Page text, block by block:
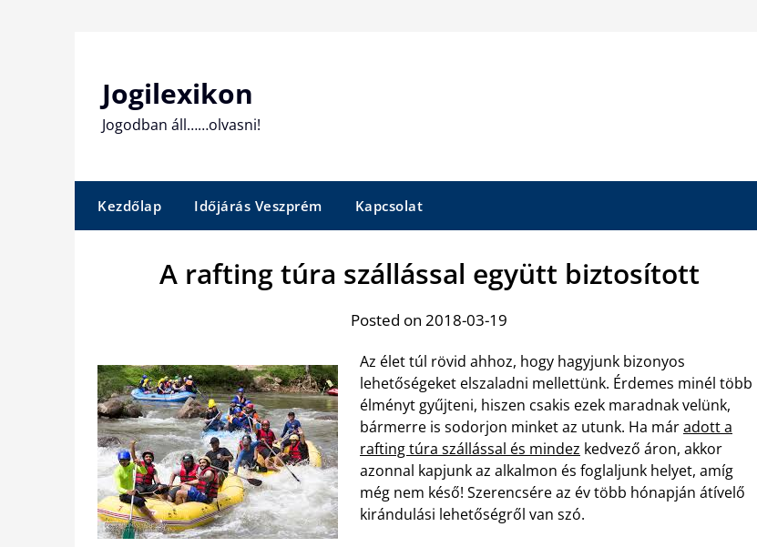
Jogilexikon
Jogodban áll……olvasni!
Kezdőlap Időjárás Veszprém Kapcsolat
A rafting túra szállással együtt biztosított
Posted on 2018-03-19
Az élet túl rövid ahhoz, hogy hagyjunk bizonyos
lehetőségeket elszaladni mellettünk. Érdemes minél több
élményt gyűjteni, hiszen csakis ezek maradnak velünk,
bármerre is sodorjon minket az utunk. Ha máradott a
rafting túra szállással és mindez kedvező áron, akkor
azonnal kapjunk az alkalmon és foglaljunk helyet, amíg
még nem késő! Szerencsére az év több hónapján átívelő
kirándulási lehetőségről van szó.